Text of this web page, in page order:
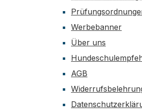
Werbebanner
Über uns
AGB